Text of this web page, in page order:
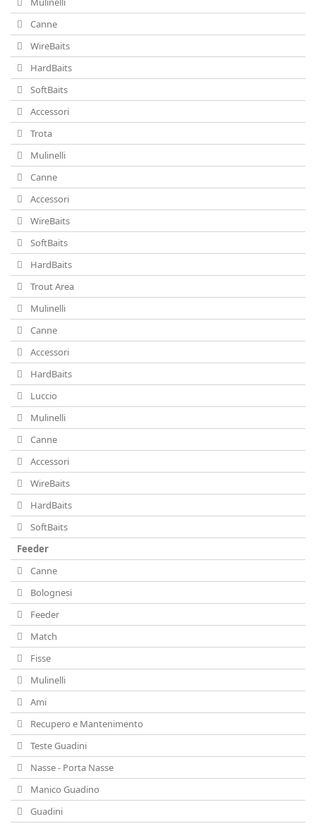
Canne
WireBaits
HardBaits
SoftBaits
Accessori
Trota
Mulinelli
Canne
Accessori
WireBaits
SoftBaits
HardBaits
Trout Area
Mulinelli
Canne
Accessori
HardBaits
Luccio
Mulinelli
Canne
Accessori
WireBaits
HardBaits
SoftBaits
Feeder
Canne
Bolognesi
Feeder
Match
Fisse
Mulinelli
Ami
Recupero e Mantenimento
Teste Guadini
Nasse - Porta Nasse
Manico Guadino
Guadini